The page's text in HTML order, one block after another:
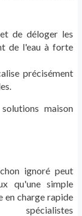
de déloger les
de l'eau à forte
précisément
maison
ignoré peut
qu'une simple
en charge rapide